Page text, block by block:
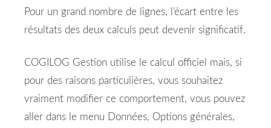
Pour un grand nombre de lignes, l’écart entre les
résultats des deux calculs peut devenir significatif.
COGILOG Gestion utilise le calcul officiel mais, si
pour des raisons particulières, vous souhaitez
vraiment modifier ce comportement, vous pouvez
aller dans le menu Données, Options générales,